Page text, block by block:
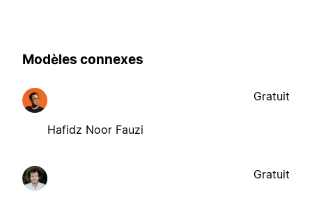
Modèles connexes
Hafidz Noor Fauzi
Gratuit
Gratuit